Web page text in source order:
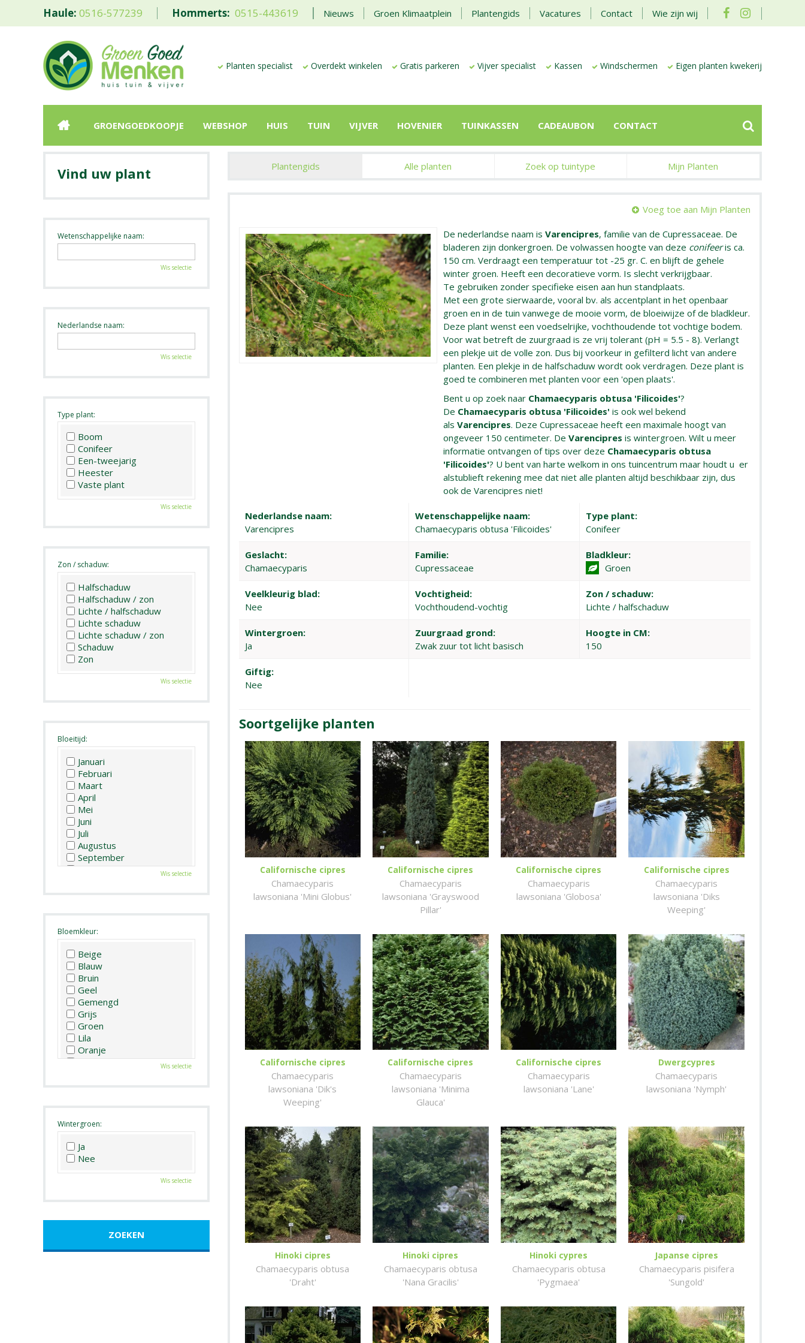
Haule: 0516-577239 Hommerts: 0515-443619 Nieuws Groen Klimaatplein Plantengids Vacatures Contact Wie zijn wij
Planten specialist Overdekt winkelen Gratis parkeren Vijver specialist Kassen Windschermen Eigen planten kwekerij
GROENGOEDKOOPJE WEBSHOP HUIS TUIN VIJVER HOVENIER TUINKASSEN CADEAUBON CONTACT
Plantengids Alle planten Zoek op tuintype Mijn Planten
Voeg toe aan Mijn Planten
De nederlandse naam isVarencipres, familie van de Cupressaceae. De
bladeren zijn donkergroen. De volwassen hoogte van deze conifeeris ca.
150 cm. Verdraagt een temperatuur tot -25 gr. C. en blijft de gehele
winter groen. Heeft een decoratieve vorm. Is slecht verkrijgbaar.
Te gebruiken zonder specifieke eisen aan hun standplaats.
Met een grote sierwaarde, vooral bv. als accentplant in het openbaar
groen en in de tuin vanwege de mooie vorm, de bloeiwijze of de bladkleur.
Deze plant wenst een voedselrijke, vochthoudende tot vochtige bodem.
Voor wat betreft de zuurgraad is ze vrij tolerant (pH = 5.5 - 8). Verlangt
een plekje uit de volle zon. Dus bij voorkeur in gefilterd licht van andere
planten. Een plekje in de halfschaduw wordt ook verdragen. Deze plant is
goed te combineren met planten voor een 'open plaats'.
Bent u op zoek naar Chamaecyparis obtusa 'Filicoides'?
De Chamaecyparis obtusa 'Filicoides' is ook wel bekend
alsVarencipres. Deze Cupressaceae heeft een maximale hoogt van
ongeveer 150 centimeter. DeVarencipresis wintergroen. Wilt u meer
informatie ontvangen of tips over deze Chamaecyparis obtusa
'Filicoides'? U bent van harte welkom in ons tuincentrum maar houdt u er
alstublieft rekening mee dat niet alle planten altijd beschikbaar zijn, dus
ook de Varencipres niet!
Nederlandse naam:
Varencipres
Wetenschappelijke naam:
Chamaecyparis obtusa 'Filicoides'
Type plant:
Conifeer
Geslacht:
Chamaecyparis
Familie:
Cupressaceae
Bladkleur:
Groen
Veelkleurig blad:
Nee
Vochtigheid:
Vochthoudend-vochtig
Zon / schaduw:
Lichte / halfschaduw
Wintergroen:
Ja
Zuurgraad grond:
Zwak zuur tot licht basisch
Hoogte in CM:
150
Giftig:
Nee
Soortgelijke planten
Californische cipres
Chamaecyparis
lawsoniana 'Mini Globus'
Californische cipres
Chamaecyparis
lawsoniana 'Grayswood
Pillar'
Californische cipres
Chamaecyparis
lawsoniana 'Globosa'
Californische cipres
Chamaecyparis
lawsoniana 'Diks
Weeping'
Californische cipres
Chamaecyparis
lawsoniana 'Dik's
Weeping'
Californische cipres
Chamaecyparis
lawsoniana 'Minima
Glauca'
Californische cipres
Chamaecyparis
lawsoniana 'Lane'
Dwergcypres
Chamaecyparis
lawsoniana 'Nymph'
Hinoki cipres
Chamaecyparis obtusa
'Draht'
Hinoki cipres
Chamaecyparis obtusa
'Nana Gracilis'
Hinoki cypres
Chamaecyparis obtusa
'Pygmaea'
Japanse cipres
Chamaecyparis pisifera
'Sungold'
Vind uw plant
Wetenschappelijke naam:
Wis selectie
Nederlandse naam:
Wis selectie
Type plant:
Boom
Conifeer
Een-tweejarig
Heester
Vaste plant
Wis selectie
Zon / schaduw:
Halfschaduw
Halfschaduw / zon
Lichte / halfschaduw
Lichte schaduw
Lichte schaduw / zon
Schaduw
Zon
Wis selectie
Bloeitijd:
Januari
Februari
Maart
April
Mei
Juni
Juli
Augustus
September
Oktober
Wis selectie
Bloemkleur:
Beige
Blauw
Bruin
Geel
Gemengd
Grijs
Groen
Lila
Oranje
Paars
Wis selectie
Wintergroen:
Ja
Nee
Wis selectie